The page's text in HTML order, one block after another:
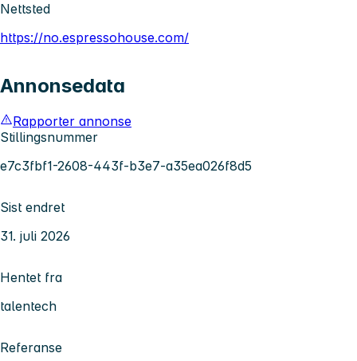
Nettsted
https://no.espressohouse.com/
Annonsedata
Rapporter annonse
Stillingsnummer
e7c3fbf1-2608-443f-b3e7-a35ea026f8d5
Sist endret
31. juli 2026
Hentet fra
talentech
Referanse